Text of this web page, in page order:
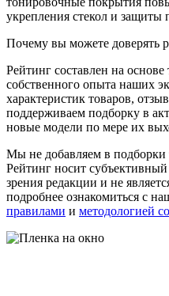
укрепления стекол и защиты
Почему вы можете доверять
Рейтинг составлен на
собственного опыта наших
характеристик товаров,
поддерживаем подборку в
новые модели по мере их
Мы не добавляем в подборки
Рейтинг носит субъективный
зрения редакции и не
подробнее ознакомиться с
правилами и методологией